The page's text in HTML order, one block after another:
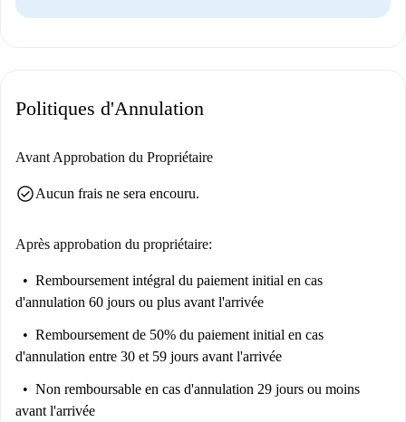
Politiques d'Annulation
Avant Approbation du Propriétaire
check_circleAucun frais ne sera encouru.
Après approbation du propriétaire:
Remboursement intégral du paiement initial en cas
d'annulation 60 jours ou plus avant l'arrivée
Remboursement de 50% du paiement initial en cas
d'annulation entre 30 et 59 jours avant l'arrivée
Non remboursable en cas d'annulation 29 jours ou moins
avant l'arrivée